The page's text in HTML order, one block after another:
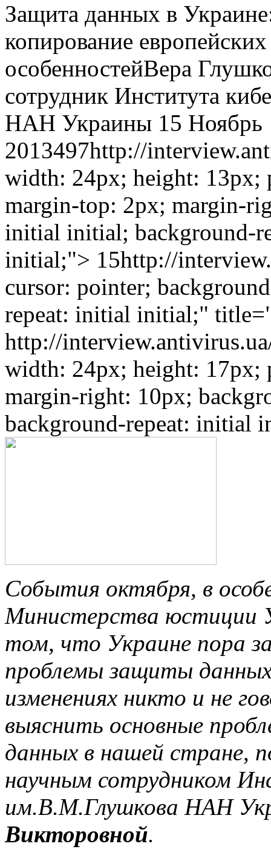
Защита данных в
копирование
особенностейВера
сотрудник Института
НАН Украины 15 Ноябрь
2013497http://
width: 24px; height:
margin-top: 2px; margin-
initial initial; background-
initial;"> 15http://
cursor: pointer;
repeat: initial initial;"
http://
width: 24px; height:
margin-right: 10px;
background-repeat:
События октября, в
Министерства юстиции
том, что Украине пора
проблемы защиты
изменениях никто и не
выяснить основные
данных в нашей стране,
научным сотрудником
им.В.М.Глушкова НАН
Викторовной.